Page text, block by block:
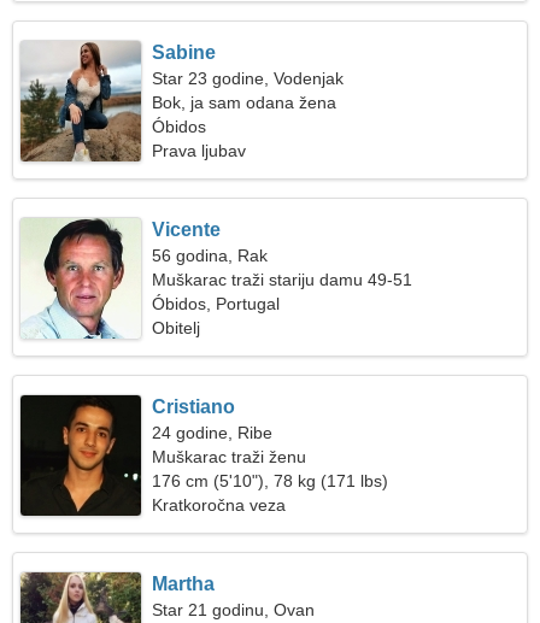
Sabine
Star 23 godine, Vodenjak
Bok, ja sam odana žena
Óbidos
Prava ljubav
Vicente
56 godina, Rak
Muškarac traži stariju damu 49-51
Óbidos, Portugal
Obitelj
Cristiano
24 godine, Ribe
Muškarac traži ženu
176 cm (5'10"), 78 kg (171 lbs)
Kratkoročna veza
Martha
Star 21 godinu, Ovan